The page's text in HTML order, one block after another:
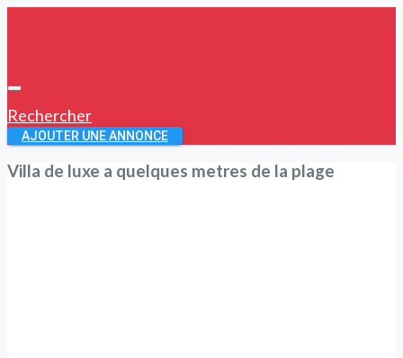
Rechercher
AJOUTER UNE ANNONCE
Villa de luxe a quelques metres de la plage